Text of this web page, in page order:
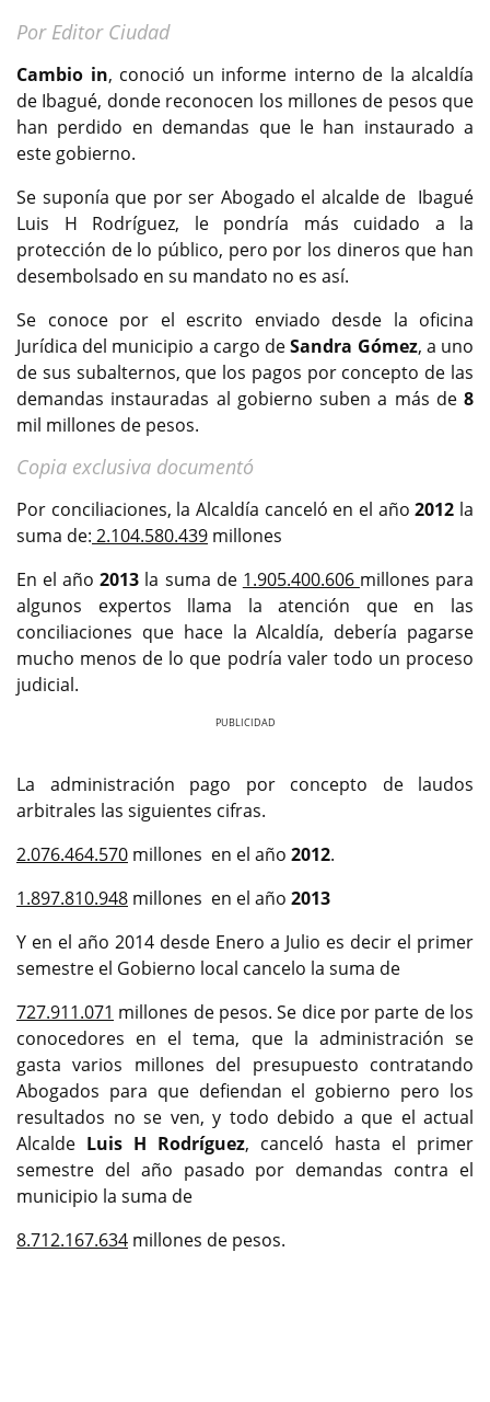
Por Editor Ciudad
Cambio in, conoció un informe interno de la alcaldía
de Ibagué, donde reconocen los millones de pesos que
han perdido en demandas que le han instaurado a
este gobierno.
Se suponía que por ser Abogado el alcalde de Ibagué
Luis H Rodríguez, le pondría más cuidado a la
protección de lo público, pero por los dineros que han
desembolsado en su mandato no es así.
Se conoce por el escrito enviado desde la oficina
Jurídica del municipio a cargo deSandra Gómez, a uno
de sus subalternos, que los pagos por concepto de las
demandas instauradas al gobierno suben a más de 8
mil millones de pesos.
Copia exclusiva documentó
Por conciliaciones, la Alcaldía canceló en el año2012 la
suma de: 2.104.580.439 millones
En el año2013 la suma de 1.905.400.606 millones para
algunos expertos llama la atención que en las
conciliaciones que hace la Alcaldía, debería pagarse
mucho menos de lo que podría valer todo un proceso
judicial.
La administración pago por concepto de laudos
arbitrales las siguientes cifras.
2.076.464.570 millones en el año 2012.
1.897.810.948 millones en el año 2013
Y en el año 2014 desde Enero a Julio es decir el primer
semestre el Gobierno local cancelo la suma de
727.911.071 millones de pesos. Se dice por parte de los
conocedores en el tema, que la administración se
gasta varios millones del presupuesto contratando
Abogados para que defiendan el gobierno pero los
resultados no se ven, y todo debido a que el actual
Alcalde Luis H Rodríguez, canceló hasta el primer
semestre del año pasado por demandas contra el
municipio la suma de
8.712.167.634 millones de pesos.